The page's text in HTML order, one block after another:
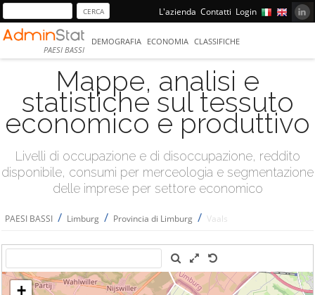
L'azienda Contatti Login
PAESI BASSI
DEMOGRAFIA ECONOMIA CLASSIFICHE
Mappe, analisi e
statistiche sul tessuto
economico e produttivo
Livelli di occupazione e di disoccupazione, reddito
disponibile, consumi per merceologia e segmentazione
delle imprese per settore economico
PAESI BASSI / Limburg / Provincia di Limburg / Vaals